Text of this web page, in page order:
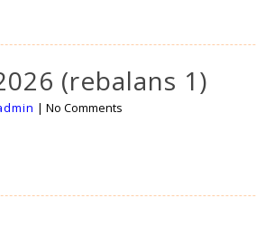
(rebalans 1)
|No Comments